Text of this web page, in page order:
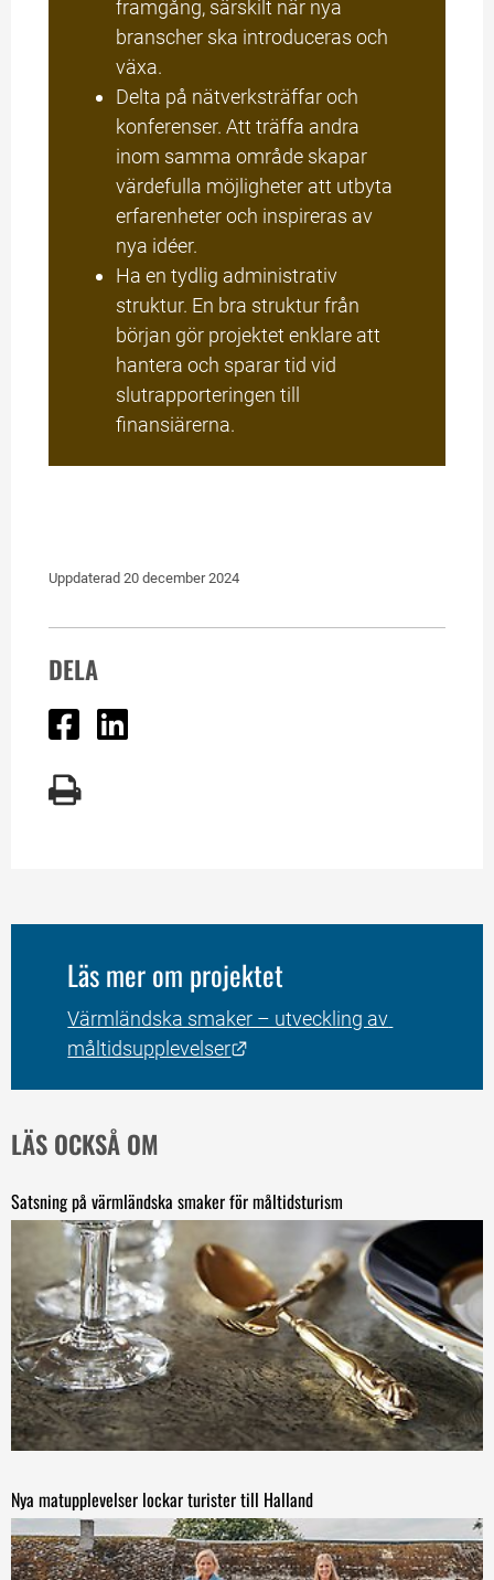
framgång, särskilt när nya
branscher ska introduceras och
växa.
Delta på nätverksträffar och
konferenser. Att träffa andra
inom samma område skapar
värdefulla möjligheter att utbyta
erfarenheter och inspireras av
nya idéer.
Ha en tydlig administrativ
struktur. En bra struktur från
början gör projektet enklare att
hantera och sparar tid vid
slutrapporteringen till
finansiärerna.
Uppdaterad 20 december 2024
DELA
Dela på Facebook
Läs mer om projektet
Värmländska smaker – utveckling av
måltidsupplevelser
LÄS OCKSÅ OM
Satsning på värmländska smaker för måltidsturism
Nya matupplevelser lockar turister till Halland